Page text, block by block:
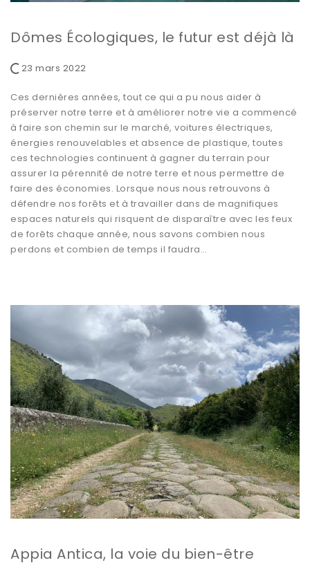
Dômes Écologiques, le futur est déjà là
23 mars 2022
Ces dernières années, tout ce qui a pu nous aider à
préserver notre terre et à améliorer notre vie a commencé
à faire son chemin sur le marché, voitures électriques,
énergies renouvelables et absence de plastique, toutes
ces technologies continuent à gagner du terrain pour
assurer la pérennité de notre terre et nous permettre de
faire des économies. Lorsque nous nous retrouvons à
défendre nos forêts et à travailler dans de magnifiques
espaces naturels qui risquent de disparaître avec les feux
de forêts chaque année, nous savons combien nous
perdons et combien de temps il faudra…
Appia Antica, la voie du bien-être